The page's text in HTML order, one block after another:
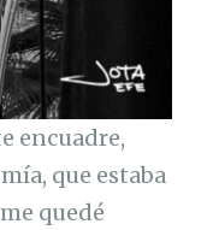
encuadre,
que estaba
quedé